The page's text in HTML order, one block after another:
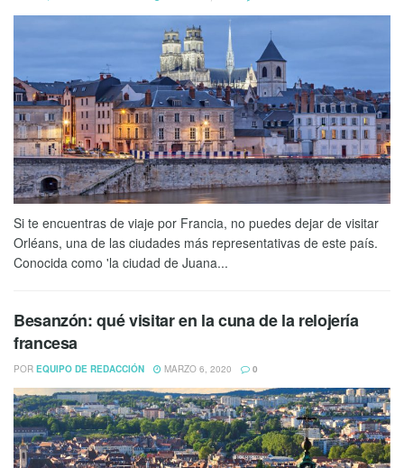
Si te encuentras de viaje por Francia, no puedes dejar de visitar
Orléans, una de las ciudades más representativas de este país.
Conocida como 'la ciudad de Juana...
Besanzón: qué visitar en la cuna de la relojería
francesa
POR EQUIPO DE REDACCIÓN MARZO 6, 2020 0